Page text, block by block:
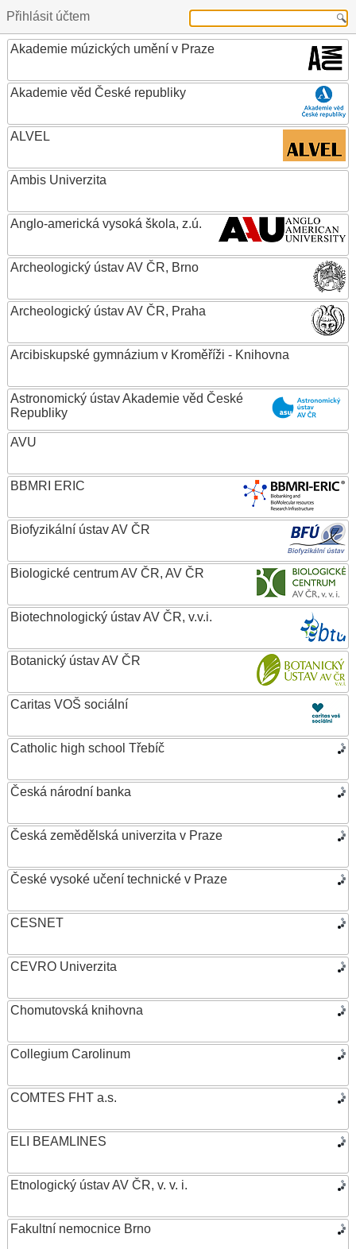
Přihlásit účtem
Akademie múzických umění v Praze
Akademie věd České republiky
ALVEL
Ambis Univerzita
Anglo-americká vysoká škola, z.ú.
Archeologický ústav AV ČR, Brno
Archeologický ústav AV ČR, Praha
Arcibiskupské gymnázium v Kroměříži - Knihovna
Astronomický ústav Akademie věd České
Republiky
AVU
BBMRI ERIC
Biofyzikální ústav AV ČR
Biologické centrum AV ČR, AV ČR
Biotechnologický ústav AV ČR, v.v.i.
Botanický ústav AV ČR
Caritas VOŠ sociální
Catholic high school Třebíč
Česká národní banka
Česká zemědělská univerzita v Praze
České vysoké učení technické v Praze
CESNET
CEVRO Univerzita
Chomutovská knihovna
Collegium Carolinum
COMTES FHT a.s.
ELI BEAMLINES
Etnologický ústav AV ČR, v. v. i.
Fakultní nemocnice Brno